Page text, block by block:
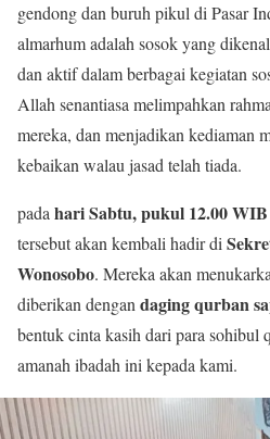
gendong dan buruh pikul di Pasar
almarhum adalah sosok yang
dan aktif dalam berbagai kegiatan
Allah senantiasa melimpahkan
mereka, dan menjadikan kediaman
kebaikan walau jasad telah tiada.
pada hari Sabtu, pukul 12.00 WIB
tersebut akan kembali hadir di
Wonosobo. Mereka akan
diberikan dengan daging qurban
bentuk cinta kasih dari para sohibul
amanah ibadah ini kepada kami.